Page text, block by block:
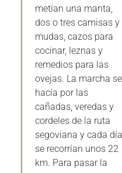
metían una manta,
dos o tres camisas y
mudas, cazos para
cocinar, leznas y
remedios para las
ovejas. La marcha se
hacía por las
cañadas, veredas y
cordeles de la ruta
segoviana y cada día
se recorrían unos 22
km. Para pasar la